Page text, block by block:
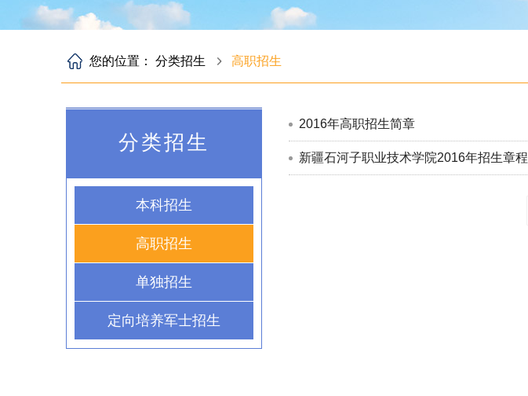
您的位置： 分类招生 高职招生
分类招生
本科招生
高职招生
单独招生
定向培养军士招生
2016年高职招生简章
新疆石河子职业技术学院2016年招生章程